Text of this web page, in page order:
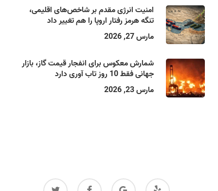
امنیت انرژی مقدم بر شاخص‌های اقلیمی،
تنگه هرمز رفتار اروپا را هم تغییر داد
مارس 27, 2026
شمارش معکوس برای انفجار قیمت گاز، بازار
جهانی فقط 10 روز تاب آوری دارد
مارس 23, 2026
twitter facebook
google-
yelp